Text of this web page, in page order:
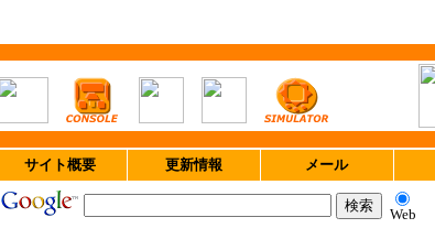
サイト概要 更新情報 メール
Web